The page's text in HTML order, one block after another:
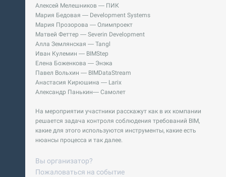
Алексей Мелешников — ПИК
Мария Бедовая — Development Systems
Мария Прозорова — Олимпроект
Матвей Феттер — Severin Development
Алла Землянская — Tangl
Иван Кулемин — BIMStep
Елена Боженкова — Энэка
Павел Вольхин — BIMDataStream
Анастасия Кирюшина — Larix
Александр Панькин— Самолет
На мероприятии участники расскажут как в их компании
решается задача контроля соблюдения требований BIM,
какие для этого используются инструменты, какие есть
нюансы процесса и так далее.
Вы организатор?
Пожаловаться на событие